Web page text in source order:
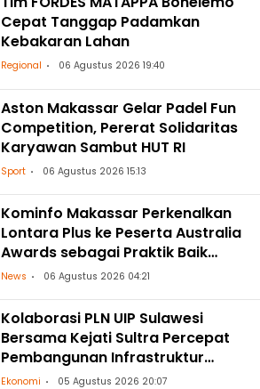
Cepat Tanggap Padamkan
Kebakaran Lahan
Regional 06 Agustus 2026 19:40
Aston Makassar Gelar Padel Fun
Competition, Pererat Solidaritas
Karyawan Sambut HUT RI
Sport 06 Agustus 2026 15:13
Kominfo Makassar Perkenalkan
Lontara Plus ke Peserta Australia
Awards sebagai Praktik Baik
Transformasi Digital
News 06 Agustus 2026 04:21
Kolaborasi PLN UIP Sulawesi
Bersama Kejati Sultra Percepat
Pembangunan Infrastruktur
Ketenagalistrikan
Ekonomi 05 Agustus 2026 20:07